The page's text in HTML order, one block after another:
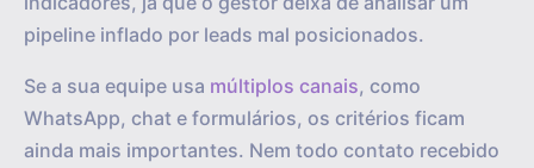
pipeline inflado por leads mal posicionados.
Se a sua equipe usa múltiplos canais, como
WhatsApp, chat e formulários, os critérios ficam
ainda mais importantes. Nem todo contato recebido